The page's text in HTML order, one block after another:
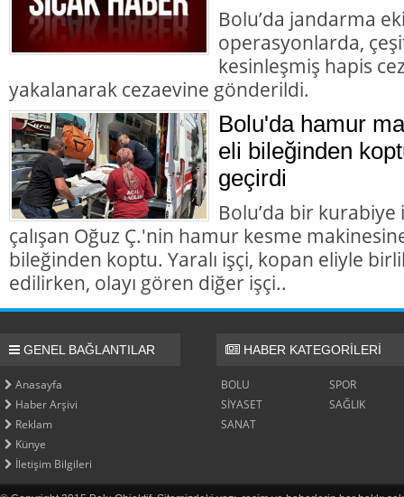
Bolu’da jandarma
operasyonlarda,
kesinleşmiş hapis
yakalanarak cezaevine gönderildi.
Bolu'da hamur
eli bileğinden
geçirdi
Bolu’da bir
çalışan Oğuz Ç.'nin hamur kesme
bileğinden koptu. Yaralı işçi, kopan eliyle
edilirken, olayı gören diğer işçi..
GENEL BAĞLANTILAR
Anasayfa
Haber Arşivi
Reklam
Künye
İletişim Bilgileri
HABER KATEGORİLERİ
BOLU
SPOR
SİYASET
SAĞLIK
SANAT